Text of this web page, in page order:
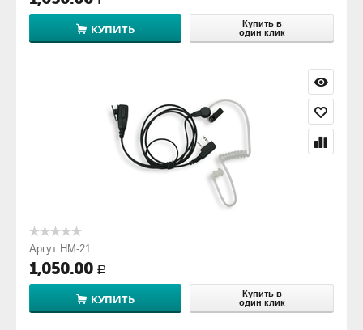
КУПИТЬ
Купить в
один клик
Аргут HM-21
1,050.00 Р
КУПИТЬ
Купить в
один клик